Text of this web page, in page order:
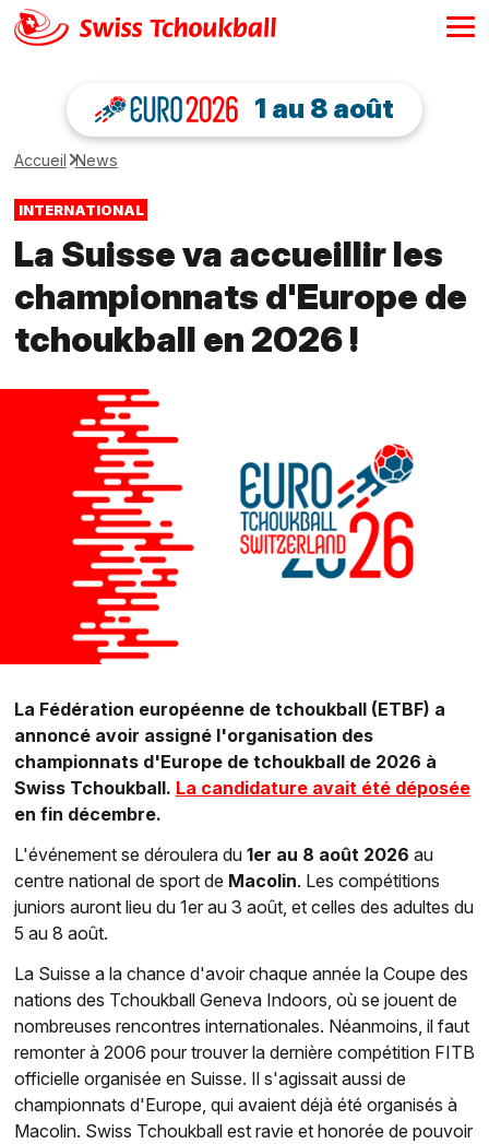
1 au 8 août
Accueil News
INTERNATIONAL
La Suisse va accueillir les
championnats d'Europe de
tchoukball en 2026 !
La Fédération européenne de tchoukball (ETBF) a
annoncé avoir assigné l'organisation des
championnats d'Europe de tchoukball de 2026 à
Swiss Tchoukball. La candidature avait été déposée
en fin décembre.
L'événement se déroulera du 1er au 8 août 2026 au
centre national de sport de Macolin. Les compétitions
juniors auront lieu du 1er au 3 août, et celles des adultes du
5 au 8 août.
La Suisse a la chance d'avoir chaque année la Coupe des
nations des Tchoukball Geneva Indoors, où se jouent de
nombreuses rencontres internationales. Néanmoins, il faut
remonter à 2006 pour trouver la dernière compétition FITB
officielle organisée en Suisse. Il s'agissait aussi de
championnats d'Europe, qui avaient déjà été organisés à
Macolin. Swiss Tchoukball est ravie et honorée de pouvoir